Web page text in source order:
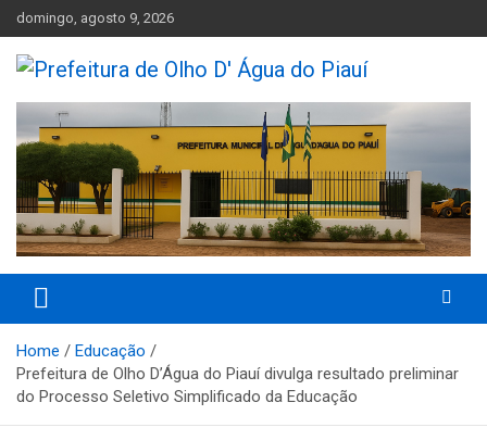
Skip
to
content
domingo, agosto 9, 2026
Prefeitura de Olho D' Água do
Piauí
Home
Educação
Prefeitura de Olho D’Água do Piauí divulga resultado preliminar
do Processo Seletivo Simplificado da Educação